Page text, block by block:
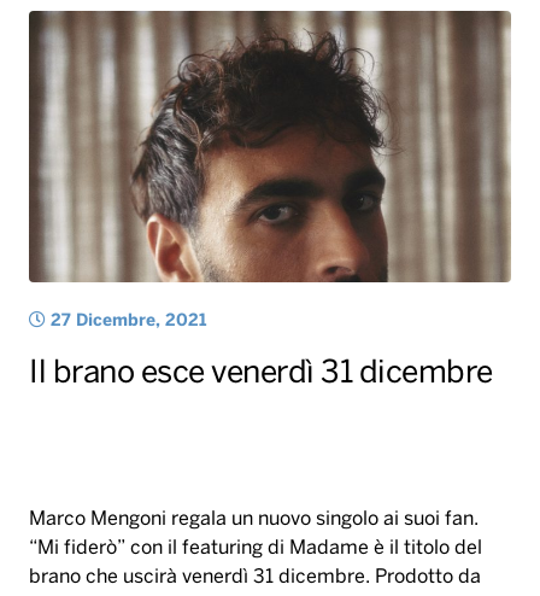
Radio Norba Consiglia
Leggerissime
Oroscopo
Speciale Astrabilia 2026
Battiti Live 2026
Gallery
27 Dicembre, 2021
Il brano esce venerdì 31 dicembre
Marco Mengoni regala un nuovo singolo ai suoi fan.
“Mi fiderò” con il featuring di Madame è il titolo del
brano che uscirà venerdì 31 dicembre. Prodotto da